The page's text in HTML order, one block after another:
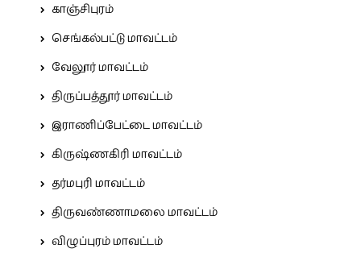
காஞ்சிபுரம்
செங்கல்பட்டு மாவட்டம்
வேலூர் மாவட்டம்
திருப்பத்தூர் மாவட்டம்
இராணிப்பேட்டை மாவட்டம்
கிருஷ்ணகிரி மாவட்டம்
தர்மபுரி மாவட்டம்
திருவண்ணாமலை மாவட்டம்
விழுப்புரம் மாவட்டம்